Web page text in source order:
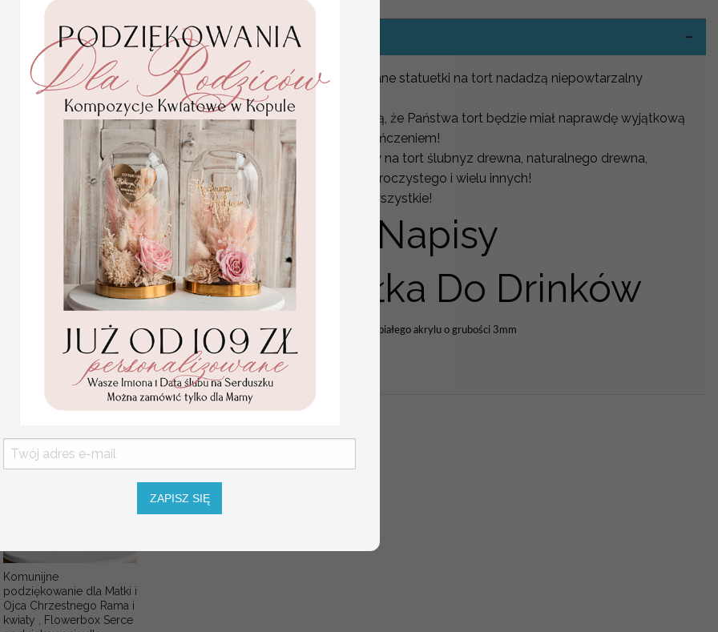
Statuetka pamiątka
Pierwszej Komunii w
personalizowana
Pamiątka Komunijna
Promocja:
85.00 PLN
/105.00
PLN
Komunijne
podziękowanie dla Matki i
Ojca Chrzestnego Rama i
kwiaty , Flowerbox Serce
OPIS PRODUKTU
Nowoczesne, spersonalizowane statuetki na tort nadadzą niepowtarzalny
charakter uroczystości.
ozdoby na tort ślubny sprawią, że Państwa tort będzie miał naprawdę wyjątkową
oprawę. Będą idealnym wykończeniem!
Możemy przygotować napisy na tort ślubnyz drewna, naturalnego drewna,
złotego drewna, akrylu, przezroczystego i wielu innych!
Możesz spersonalizować je wszystkie!
Ozdobne Napisy
Mieszadełka Do Drinków
Mieszadełka wykonane ze złotego lub białego akrylu o grubości 3mm
Wysokość z nóżką ok 13 cm
ZAPISZ SIĘ